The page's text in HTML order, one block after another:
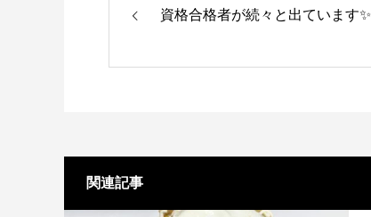
資格合格者が続々と出ています✨
関連記事